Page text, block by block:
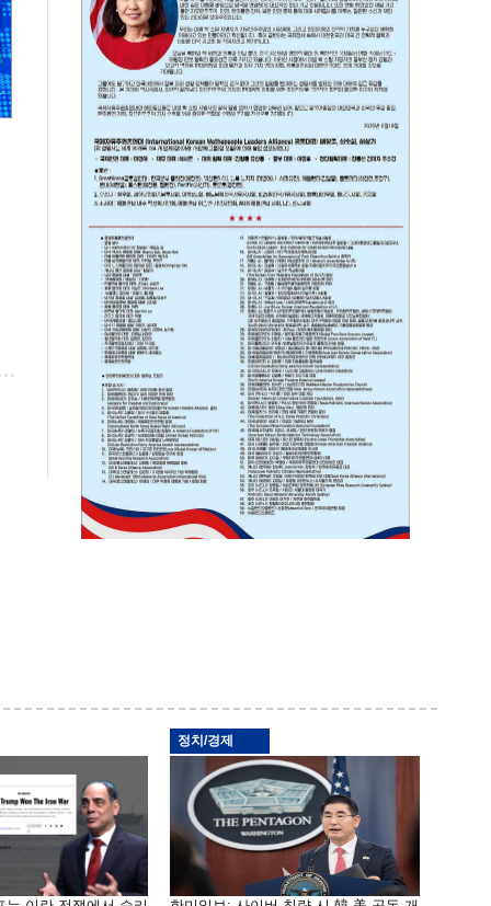
정치/경제